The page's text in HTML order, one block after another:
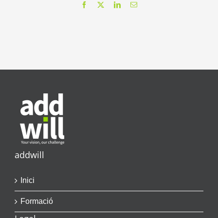
Facebook LinkedInEmail
addwill
Inici
Formació